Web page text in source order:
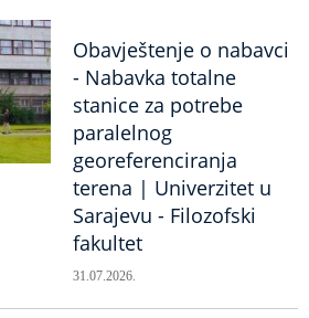
Obavještenje o nabavci
- Nabavka totalne
stanice za potrebe
paralelnog
georeferenciranja
terena | Univerzitet u
Sarajevu - Filozofski
fakultet
31.07.2026.